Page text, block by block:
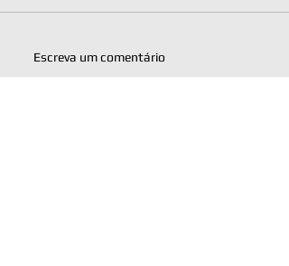
Escreva um comentário